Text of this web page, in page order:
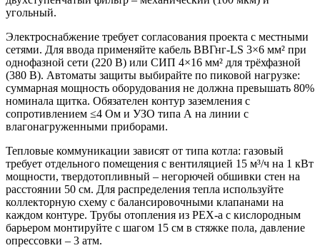
угольный.
Электроснабжение требует согласования проекта с местными
сетями. Для ввода применяйте кабель ВВГнг-LS 3×6 мм² при
однофазной сети (220 В) или СИП 4×16 мм² для трёхфазной
(380 В). Автоматы защиты выбирайте по пиковой нагрузке:
суммарная мощность оборудования не должна превышать 80%
номинала щитка. Обязателен контур заземления с
сопротивлением ≤4 Ом и УЗО типа А на линии с
влагонагруженными приборами.
Тепловые коммуникации зависят от типа котла: газовый
требует отдельного помещения с вентиляцией 15 м³/ч на 1 кВт
мощности, твердотопливный – негорючей обшивки стен на
расстоянии 50 см. Для распределения тепла используйте
коллекторную схему с балансировочными клапанами на
каждом контуре. Трубы отопления из PEX-a с кислородным
барьером монтируйте с шагом 15 см в стяжке пола, давление
опрессовки – 3 атм.